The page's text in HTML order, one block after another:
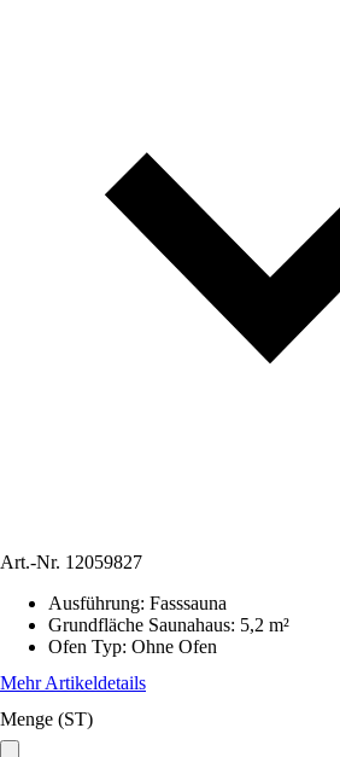
Art.-Nr. 12059827
Ausführung: Fasssauna
Grundfläche Saunahaus: 5,2 m²
Ofen Typ: Ohne Ofen
Mehr Artikeldetails
Menge (ST)